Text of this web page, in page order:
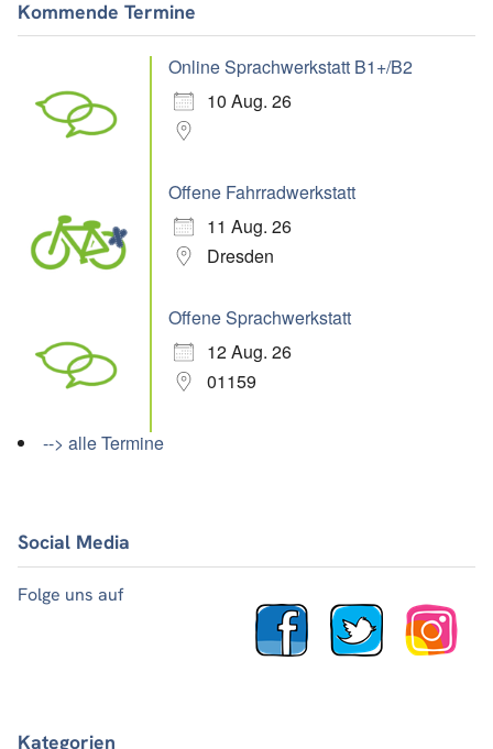
Kommende Termine
Online Sprachwerkstatt B1+/B2
10 Aug. 26
Offene Fahrradwerkstatt
11 Aug. 26
Dresden
Offene Sprachwerkstatt
12 Aug. 26
01159
--> alle Termine
Social Media
Folge uns auf
Kategorien